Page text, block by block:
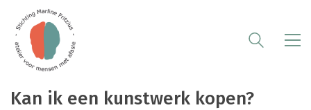
Kan ik een kunstwerk kopen?